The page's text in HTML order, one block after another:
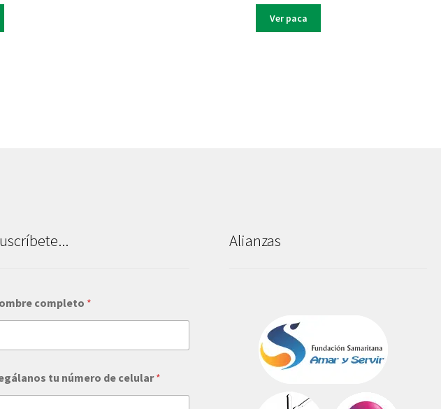
Ver paca
completo *
tu número de celular*
Alianzas